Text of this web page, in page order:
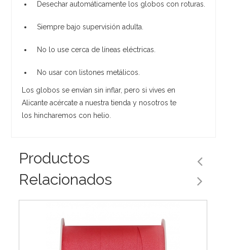
Desechar automáticamente los globos con roturas.
Siempre bajo supervisión adulta.
No lo use cerca de líneas eléctricas.
No usar con listones metálicos.
Los globos se envían sin inflar, pero si vives en
Alicante acércate a nuestra tienda y nosotros te
los hincharemos con helio.
Productos
Relacionados